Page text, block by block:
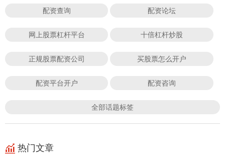
配资查询 配资论坛
网上股票杠杆平台 十倍杠杆炒股
正规股票配资公司 买股票怎么开户
配资平台开户 配资咨询
全部话题标签
热门文章